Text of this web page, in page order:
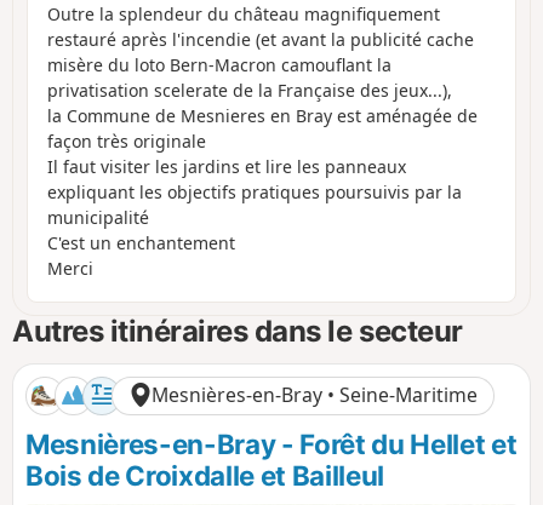
Outre la splendeur du château magnifiquement
restauré après l'incendie (et avant la publicité cache
misère du loto Bern-Macron camouflant la
privatisation scelerate de la Française des jeux...),
la Commune de Mesnieres en Bray est aménagée de
façon très originale
Il faut visiter les jardins et lire les panneaux
expliquant les objectifs pratiques poursuivis par la
municipalité
C'est un enchantement
Merci
Autres itinéraires dans le secteur
Mesnières-en-Bray • Seine-Maritime
Mesnières-en-Bray - Forêt du Hellet et
Bois de Croixdalle et Bailleul